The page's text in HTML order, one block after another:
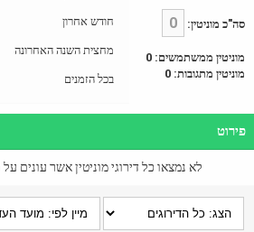
סה"כ מוניטין: 0
מוניטין ממשתמשים: 0
מוניטין מתגובות: 0
חודש אחרון
מחצית השנה האחרונה
בכל הזמנים
פירוט
לא נמצאו כל דירוגי מוניטין אשר עונים